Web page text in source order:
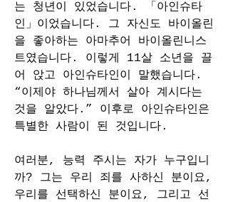
는 청년이 있었습니다. 「아인슈타
인」이었습니다. 그 자신도 바이올린
을 좋아하는 아마추어 바이올린니스
트였습니다. 이렇게 11살 소년을 끌
어 앉고 아인슈타인이 말했습니다.
“이제야 하나님께서 살아 계시다는
것을 알았다.” 이후로 아인슈타인은
특별한 사람이 된 것입니다.
여러분, 능력 주시는 자가 누구입니
까? 그는 우리 죄를 사하신 분이요,
우리를 선택하신 분이요, 그리고 선